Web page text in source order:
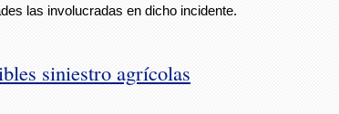
las involucradas en dicho incidente.
siniestro agrícolas